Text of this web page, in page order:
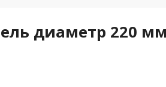
диаметр 220 мм